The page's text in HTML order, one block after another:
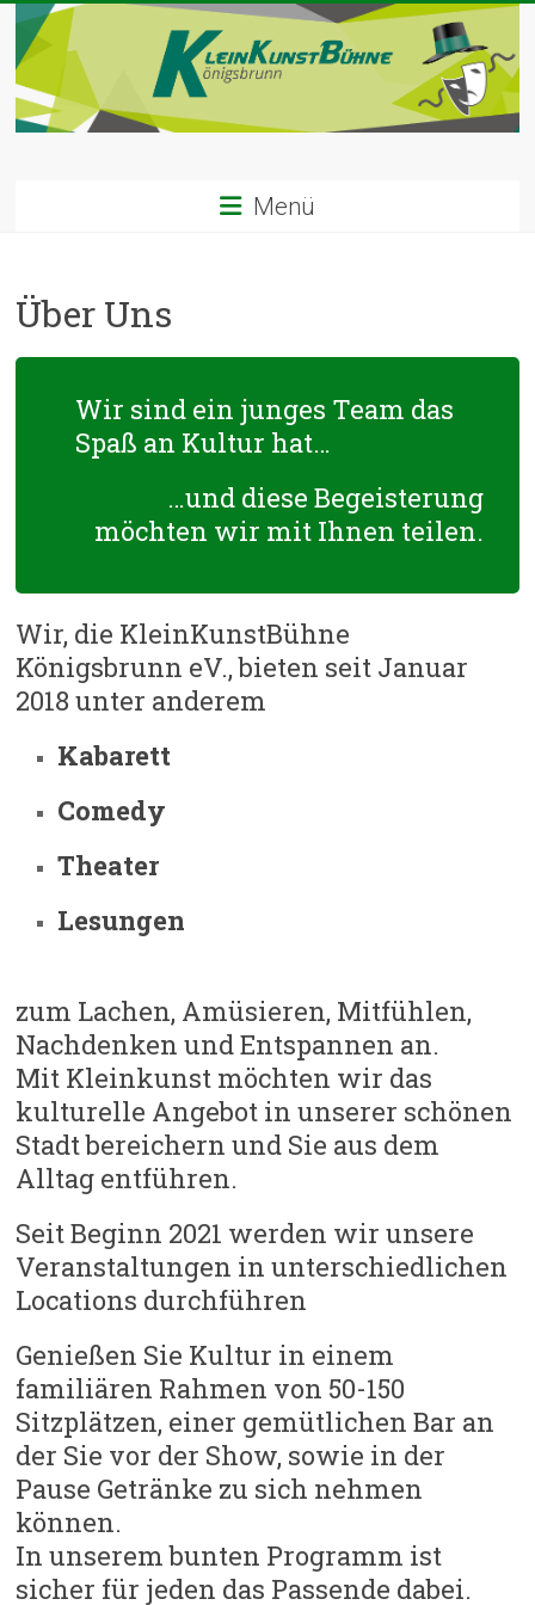
Zum
Inhalt
springen
Kleinkunst
Königsbrunn
Willkommen
Kleinkunstbühne
Menü
Über Uns
Wir sind ein junges Team das
Spaß an Kultur hat…
…und diese Begeisterung
möchten wir mit Ihnen teilen.
Wir, die KleinKunstBühne
Königsbrunn eV., bieten seit Januar
2018 unter anderem
Kabarett
Comedy
Theater
Lesungen
zum Lachen, Amüsieren, Mitfühlen,
Nachdenken und Entspannen an.
Mit Kleinkunst möchten wir das
kulturelle Angebot in unserer schönen
Stadt bereichern und Sie aus dem
Alltag entführen.
Seit Beginn 2021 werden wir unsere
Veranstaltungen in unterschiedlichen
Locations durchführen
Genießen Sie Kultur in einem
familiären Rahmen von 50-150
Sitzplätzen, einer gemütlichen Bar an
der Sie vor der Show, sowie in der
Pause Getränke zu sich nehmen
können.
In unserem bunten Programm ist
sicher für jeden das Passende dabei.